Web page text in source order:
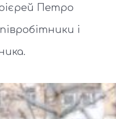
Петро
і